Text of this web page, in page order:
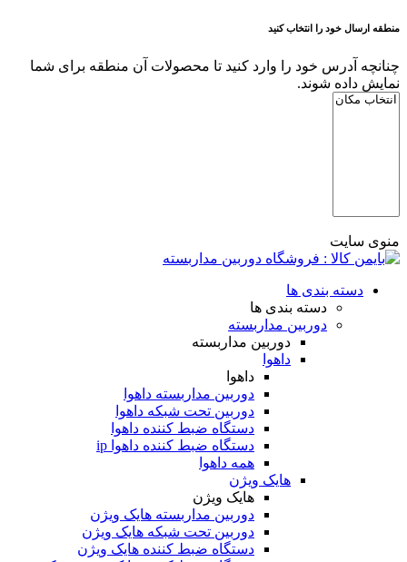
منطقه ارسال خود را انتخاب کنید
چنانچه آدرس خود را وارد کنید تا محصولات آن منطقه برای شما
نمایش داده شوند.
منوی سایت
دسته بندی ها
دسته بندی ها
دوربین مداربسته
دوربین مداربسته
داهوا
داهوا
دوربین مداربسته داهوا
دوربین تحت شبکه داهوا
دستگاه ضبط کننده داهوا
دستگاه ضبط کننده داهوا ip
همه داهوا
هایک ویژن
هایک ویژن
دوربین مداربسته هایک ویژن
دوربین تحت شبکه هایک ویژن
دستگاه ضبط کننده هایک ویژن